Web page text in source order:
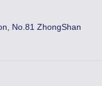
No.81 ZhongShan